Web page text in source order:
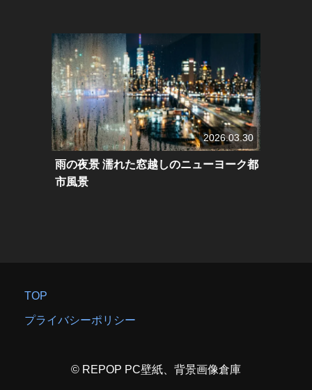
2026.03.30
雨の夜景 濡れた窓越しのニューヨーク都
市風景
TOP
プライバシーポリシー
© REPOP PC壁紙、背景画像倉庫